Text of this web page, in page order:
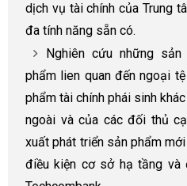
dịch vụ tài chính của Trung
đa tính năng sẵn có.
Nghiên cứu những
phẩm lien quan đến ngoại
phẩm tài chính phái sinh
ngoài và của các đối thủ
xuất phát triển sản phẩm
điều kiện cơ sở hạ tầng và